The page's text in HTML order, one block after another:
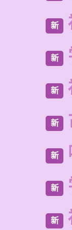
新
新
新
新
新
新
新